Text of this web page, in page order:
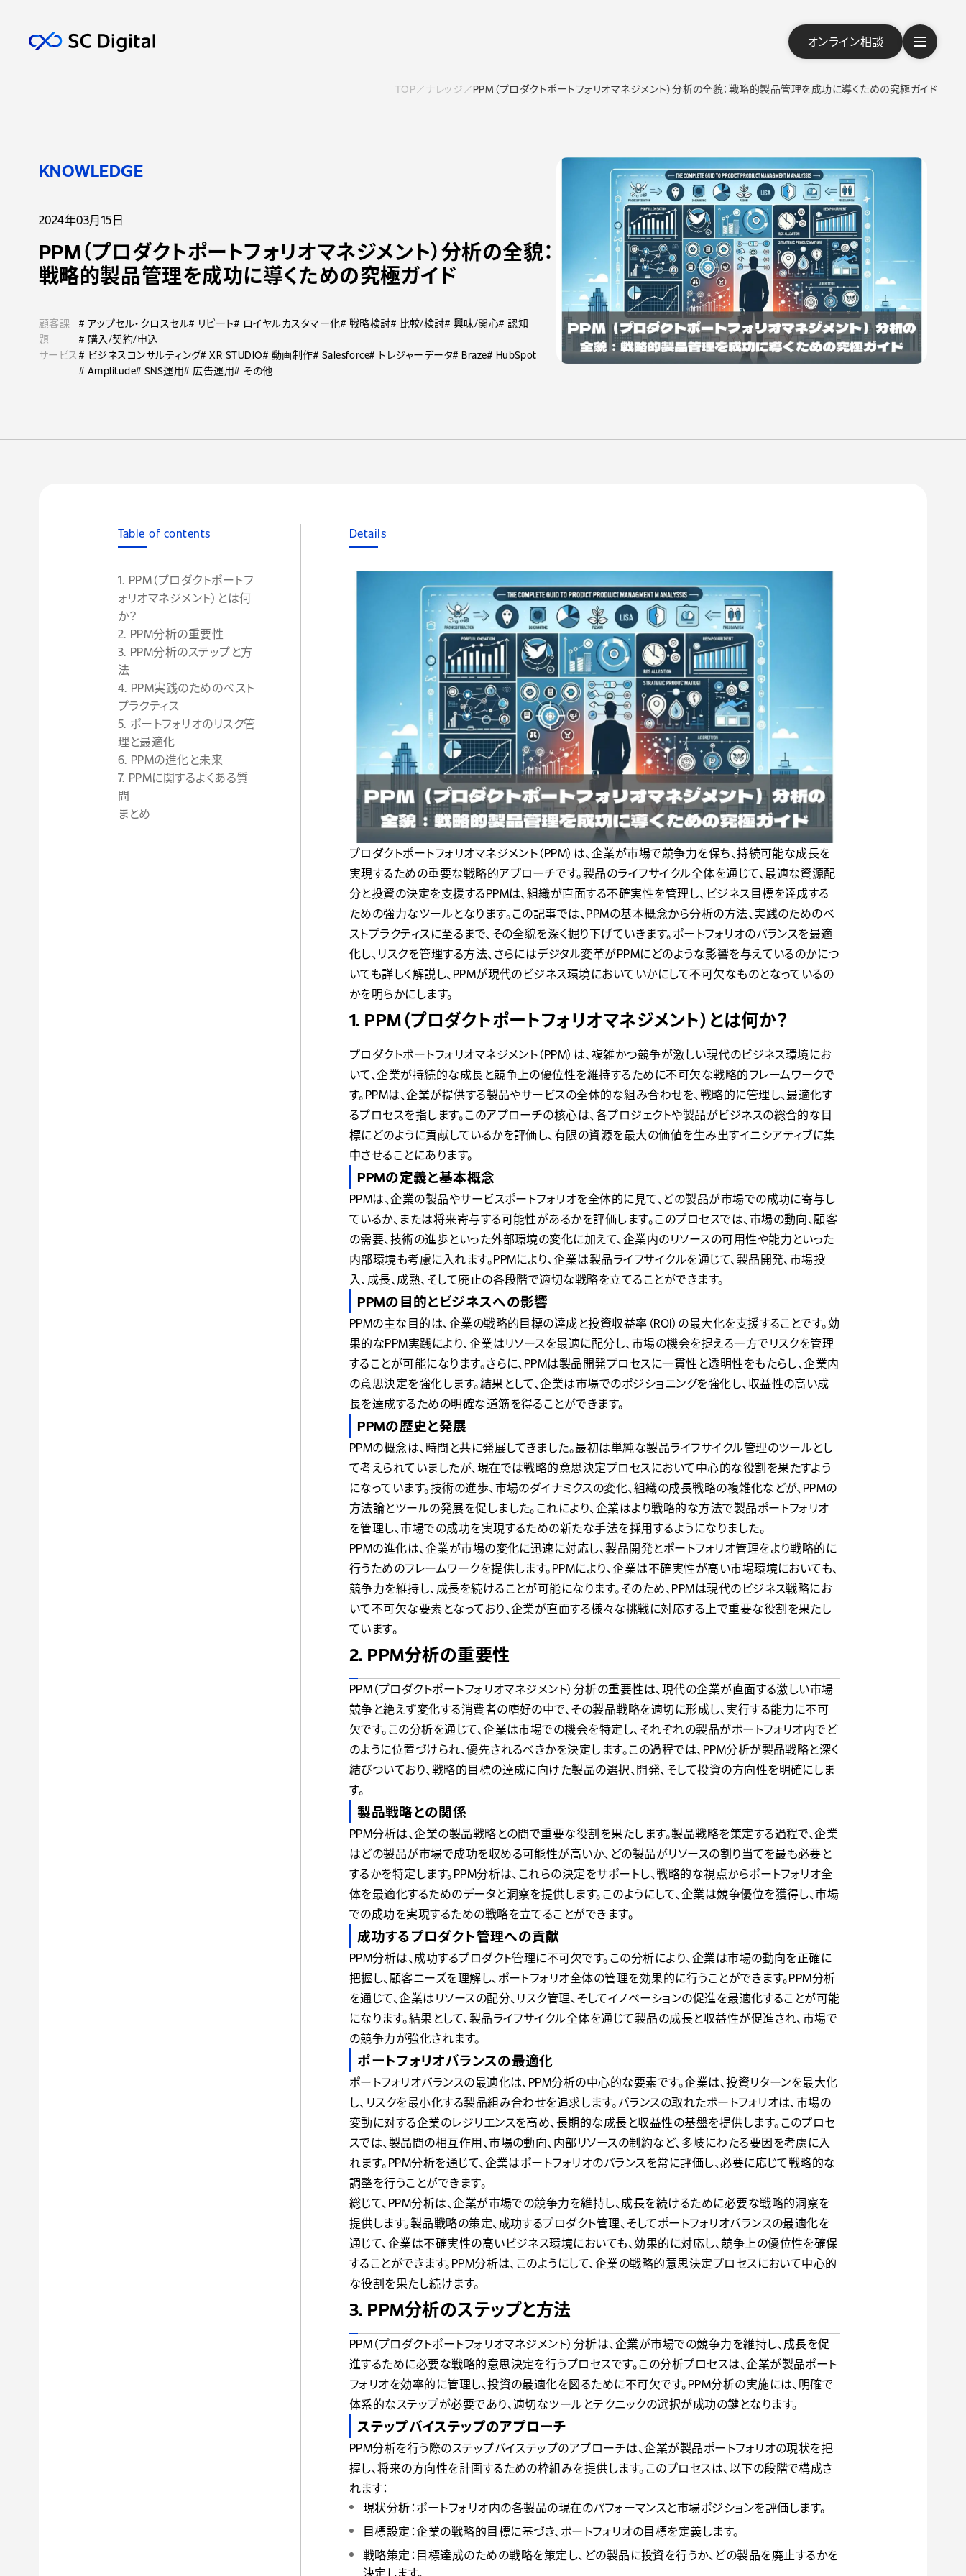
オンライン相談
TOP ナレッジ PPM（プロダクトポートフォリオマネジメント）分析の全貌：戦略的製品管理を成功に導くための究極ガイド
KNOWLEDGE
2024年03月15日
PPM（プロダクトポートフォリオマネジメント）分析の全貌：
戦略的製品管理を成功に導くための究極ガイド
顧客課
題
# アップセル・クロスセル# リピート# ロイヤルカスタマー化# 戦略検討# 比較/検討# 興味/関心# 認知
# 購入/契約/申込
サービス # ビジネスコンサルティング# XR STUDIO# 動画制作# Salesforce# トレジャーデータ# Braze# HubSpot
# Amplitude# SNS運用# 広告運用# その他
Table of contents
1. PPM（プロダクトポートフ
ォリオマネジメント）とは何
か？
2. PPM分析の重要性
3. PPM分析のステップと方
法
4. PPM実践のためのベスト
プラクティス
5. ポートフォリオのリスク管
理と最適化
6. PPMの進化と未来
7. PPMに関するよくある質
問
まとめ
Details
プロダクトポートフォリオマネジメント（PPM）は、企業が市場で競争力を保ち、持続可能な成長を
実現するための重要な戦略的アプローチです。製品のライフサイクル全体を通じて、最適な資源配
分と投資の決定を支援するPPMは、組織が直面する不確実性を管理し、ビジネス目標を達成する
ための強力なツールとなります。この記事では、PPMの基本概念から分析の方法、実践のためのベ
ストプラクティスに至るまで、その全貌を深く掘り下げていきます。ポートフォリオのバランスを最適
化し、リスクを管理する方法、さらにはデジタル変革がPPMにどのような影響を与えているのかにつ
いても詳しく解説し、PPMが現代のビジネス環境においていかにして不可欠なものとなっているの
かを明らかにします。
1. PPM（プロダクトポートフォリオマネジメント）とは何か？
プロダクトポートフォリオマネジメント（PPM）は、複雑かつ競争が激しい現代のビジネス環境にお
いて、企業が持続的な成長と競争上の優位性を維持するために不可欠な戦略的フレームワークで
す。PPMは、企業が提供する製品やサービスの全体的な組み合わせを、戦略的に管理し、最適化す
るプロセスを指します。このアプローチの核心は、各プロジェクトや製品がビジネスの総合的な目
標にどのように貢献しているかを評価し、有限の資源を最大の価値を生み出すイニシアティブに集
中させることにあります。
PPMの定義と基本概念
PPMは、企業の製品やサービスポートフォリオを全体的に見て、どの製品が市場での成功に寄与し
ているか、または将来寄与する可能性があるかを評価します。このプロセスでは、市場の動向、顧客
の需要、技術の進歩といった外部環境の変化に加えて、企業内のリソースの可用性や能力といった
内部環境も考慮に入れます。PPMにより、企業は製品ライフサイクルを通じて、製品開発、市場投
入、成長、成熟、そして廃止の各段階で適切な戦略を立てることができます。
PPMの目的とビジネスへの影響
PPMの主な目的は、企業の戦略的目標の達成と投資収益率（ROI）の最大化を支援することです。効
果的なPPM実践により、企業はリソースを最適に配分し、市場の機会を捉える一方でリスクを管理
することが可能になります。さらに、PPMは製品開発プロセスに一貫性と透明性をもたらし、企業内
の意思決定を強化します。結果として、企業は市場でのポジショニングを強化し、収益性の高い成
長を達成するための明確な道筋を得ることができます。
PPMの歴史と発展
PPMの概念は、時間と共に発展してきました。最初は単純な製品ライフサイクル管理のツールとし
て考えられていましたが、現在では戦略的意思決定プロセスにおいて中心的な役割を果たすよう
になっています。技術の進歩、市場のダイナミクスの変化、組織の成長戦略の複雑化などが、PPMの
方法論とツールの発展を促しました。これにより、企業はより戦略的な方法で製品ポートフォリオ
を管理し、市場での成功を実現するための新たな手法を採用するようになりました。
PPMの進化は、企業が市場の変化に迅速に対応し、製品開発とポートフォリオ管理をより戦略的に
行うためのフレームワークを提供します。PPMにより、企業は不確実性が高い市場環境においても、
競争力を維持し、成長を続けることが可能になります。そのため、PPMは現代のビジネス戦略にお
いて不可欠な要素となっており、企業が直面する様々な挑戦に対応する上で重要な役割を果たし
ています。
2. PPM分析の重要性
PPM（プロダクトポートフォリオマネジメント）分析の重要性は、現代の企業が直面する激しい市場
競争と絶えず変化する消費者の嗜好の中で、その製品戦略を適切に形成し、実行する能力に不可
欠です。この分析を通じて、企業は市場での機会を特定し、それぞれの製品がポートフォリオ内でど
のように位置づけられ、優先されるべきかを決定します。この過程では、PPM分析が製品戦略と深く
結びついており、戦略的目標の達成に向けた製品の選択、開発、そして投資の方向性を明確にしま
す。
製品戦略との関係
PPM分析は、企業の製品戦略との間で重要な役割を果たします。製品戦略を策定する過程で、企業
はどの製品が市場で成功を収める可能性が高いか、どの製品がリソースの割り当てを最も必要と
するかを特定します。PPM分析は、これらの決定をサポートし、戦略的な視点からポートフォリオ全
体を最適化するためのデータと洞察を提供します。このようにして、企業は競争優位を獲得し、市場
での成功を実現するための戦略を立てることができます。
成功するプロダクト管理への貢献
PPM分析は、成功するプロダクト管理に不可欠です。この分析により、企業は市場の動向を正確に
把握し、顧客ニーズを理解し、ポートフォリオ全体の管理を効果的に行うことができます。PPM分析
を通じて、企業はリソースの配分、リスク管理、そしてイノベーションの促進を最適化することが可能
になります。結果として、製品ライフサイクル全体を通じて製品の成長と収益性が促進され、市場で
の競争力が強化されます。
ポートフォリオバランスの最適化
ポートフォリオバランスの最適化は、PPM分析の中心的な要素です。企業は、投資リターンを最大化
し、リスクを最小化する製品組み合わせを追求します。バランスの取れたポートフォリオは、市場の
変動に対する企業のレジリエンスを高め、長期的な成長と収益性の基盤を提供します。このプロセ
スでは、製品間の相互作用、市場の動向、内部リソースの制約など、多岐にわたる要因を考慮に入
れます。PPM分析を通じて、企業はポートフォリオのバランスを常に評価し、必要に応じて戦略的な
調整を行うことができます。
総じて、PPM分析は、企業が市場での競争力を維持し、成長を続けるために必要な戦略的洞察を
提供します。製品戦略の策定、成功するプロダクト管理、そしてポートフォリオバランスの最適化を
通じて、企業は不確実性の高いビジネス環境においても、効果的に対応し、競争上の優位性を確保
することができます。PPM分析は、このようにして、企業の戦略的意思決定プロセスにおいて中心的
な役割を果たし続けます。
3. PPM分析のステップと方法
PPM（プロダクトポートフォリオマネジメント）分析は、企業が市場での競争力を維持し、成長を促
進するために必要な戦略的意思決定を行うプロセスです。この分析プロセスは、企業が製品ポート
フォリオを効率的に管理し、投資の最適化を図るために不可欠です。PPM分析の実施には、明確で
体系的なステップが必要であり、適切なツールとテクニックの選択が成功の鍵となります。
ステップバイステップのアプローチ
PPM分析を行う際のステップバイステップのアプローチは、企業が製品ポートフォリオの現状を把
握し、将来の方向性を計画するための枠組みを提供します。このプロセスは、以下の段階で構成さ
れます：
現状分析：ポートフォリオ内の各製品の現在のパフォーマンスと市場ポジションを評価します。
目標設定：企業の戦略的目標に基づき、ポートフォリオの目標を定義します。
戦略策定：目標達成のための戦略を策定し、どの製品に投資を行うか、どの製品を廃止するかを